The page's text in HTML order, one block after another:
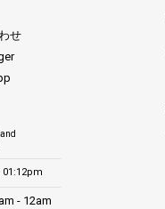
せ
01:12pm
- 12am